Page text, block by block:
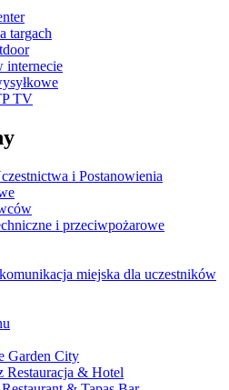
targach
internecie
TV
i Postanowienia
i przeciwpożarowe
miejska dla uczestników
Garden City
Restauracja & Hotel